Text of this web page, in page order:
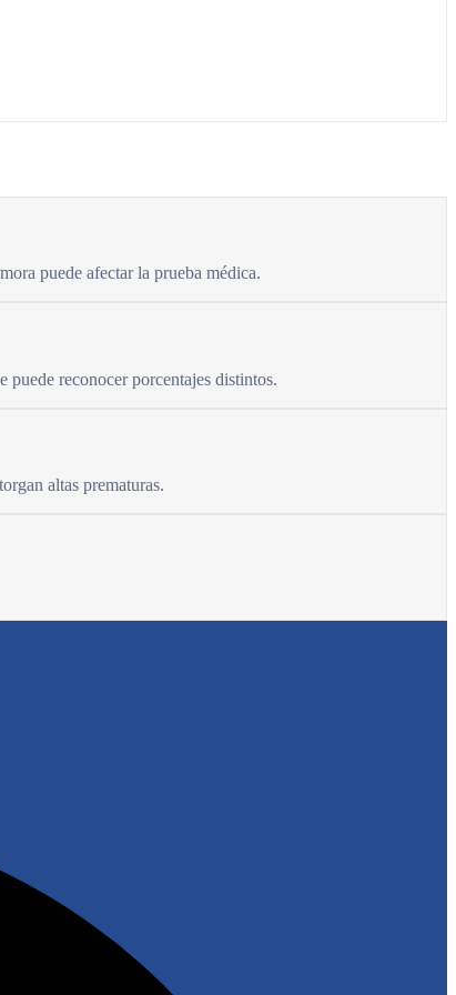
puede afectar la prueba médica.
reconocer porcentajes distintos.
altas prematuras.